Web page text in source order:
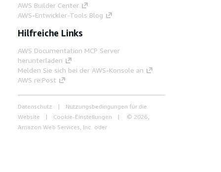
AWS Builder Center
AWS-Entwickler-Tools Blog
Hilfreiche Links
AWS Documentation MCP Server
herunterladen
Melden Sie sich bei der AWS-Konsole an
AWS re:Post
Datenschutz
Nutzungsbedingungen für die
Website
Cookie-Einstellungen
© 2026,
Amazon Web Services, Inc. oder